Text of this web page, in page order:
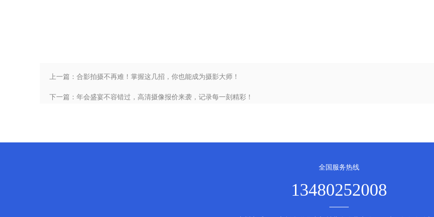
上一篇：合影拍摄不再难！掌握这几招，你也能成为摄影大师！
下一篇：年会盛宴不容错过，高清摄像报价来袭，记录每一刻精彩！
全国服务热线
13480252008